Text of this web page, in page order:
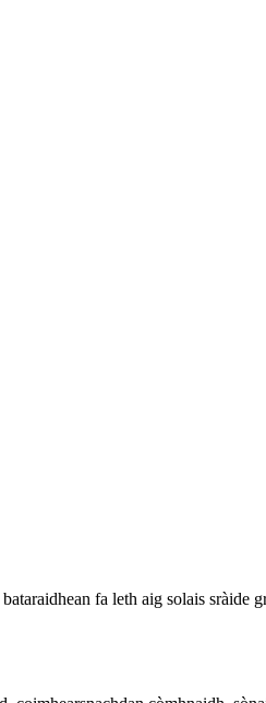
fa leth aig solais sràide